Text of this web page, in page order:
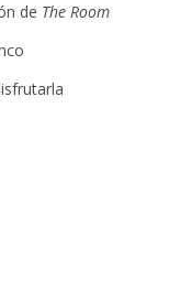
de The Room